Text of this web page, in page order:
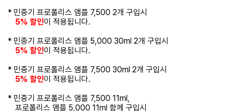
* 민중기 프로폴리스 앰플 7,500 2개 구입시
5% 할인이 적용됩니다.
* 민중기 프로폴리스 앰플 5,000 30ml 2개 구입시
5% 할인이 적용됩니다.
* 민중기 프로폴리스 앰플 7,500 30ml 2개 구입시
5% 할인이 적용됩니다.
* 민중기 프로폴리스 앰플 7,500 11ml,
프로폴리스 앰플 5,000 11ml 함께 구입시